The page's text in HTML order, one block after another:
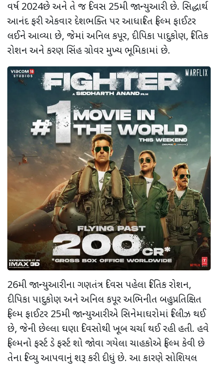
વર્ષ 2024છે અને તે જ દિવસ 25મી જાન્યુઆરી છે. સિદ્ધાર્થ
આનંદ ફરી એકવાર દેશભક્તિ પર આધારિત ફિલ્મ ફાઈટર
લઈને આવ્યા છે, જેમાં અનિલ કપૂર, દીપિકા પાદુકોણ, રિતિક
રોશન અને કરણ સિંહ ગ્રોવર મુખ્ય ભૂમિકામાં છે.
26મી જાન્યુઆરીના ગણતંત્ર દિવસ પહેલા રિતિક રોશન,
દીપિકા પાદુકોણ અને અનિલ કપૂર અભિનીત બહુપ્રતિક્ષિત
ફિલ્મ ફાઈટર 25મી જાન્યુઆરીએ સિનેમાઘરોમાં રિલીઝ થઈ
છે, જેની છેલ્લા ઘણા દિવસોથી ખૂબ ચર્ચા થઈ રહી હતી. હવે
ફિલ્મનો ફર્સ્ટ ડે ફર્સ્ટ શો જોવા ગયેલા ચાહકોએ ફિલ્મ કેવી છે
તેના રિવ્યુ આપવાનું શરૂ કરી દીધું છે. આ કારણે સોશિયલ